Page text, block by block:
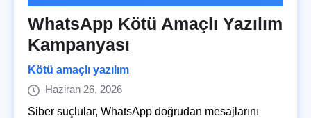
WhatsApp Kötü Amaçlı Yazılım
Kampanyası
Kötü amaçlı yazılım
Haziran 26, 2026
Siber suçlular, WhatsApp doğrudan mesajlarını